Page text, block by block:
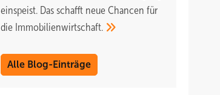
einspeist. Das schafft neue Chancen für
die Immobilienwirtschaft.
Alle Blog-Einträge